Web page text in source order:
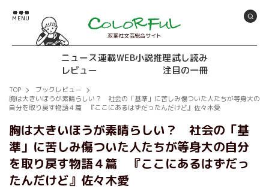
双葉社文芸総合サイト
ニュース連載WEB小説推理試し読み
レビュー
注目の一冊
TOP
ブックレビュー
胸は大きいほうが素晴らしい？ 社会の「基準」に苦しみ傷ついた人たちが等身大の
自分を取り戻す物語４篇 『ここにあるはずだったんだけど』佐々木愛
胸は大きいほうが素晴らしい？ 社会の「基
準」に苦しみ傷ついた人たちが等身大の自分
を取り戻す物語４篇 『ここにあるはずだっ
たんだけど』佐々木愛